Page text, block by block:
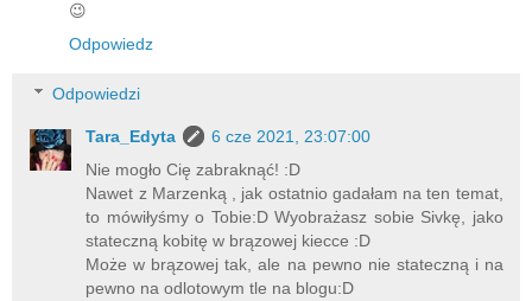
😉
Odpowiedz
Odpowiedzi
Tara_Edyta
6 cze 2021, 23:07:00
Nie mogło Cię zabraknąć! :D
Nawet z Marzenką , jak ostatnio gadałam na ten temat,
to mówiłyśmy o Tobie:D Wyobrażasz sobie Sivkę, jako
stateczną kobitę w brązowej kiecce :D
Może w brązowej tak, ale na pewno nie stateczną i na
pewno na odlotowym tle na blogu:D